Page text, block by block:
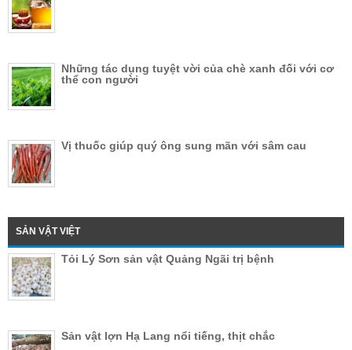
Những tác dụng tuyệt vời của chè xanh đối với cơ
thể con người
Vị thuốc giúp quý ông sung mãn với sâm cau
SẢN VẬT VIỆT
Tỏi Lý Sơn sản vật Quảng Ngãi trị bệnh
Sản vật lợn Hạ Lang nổi tiếng, thịt chắc